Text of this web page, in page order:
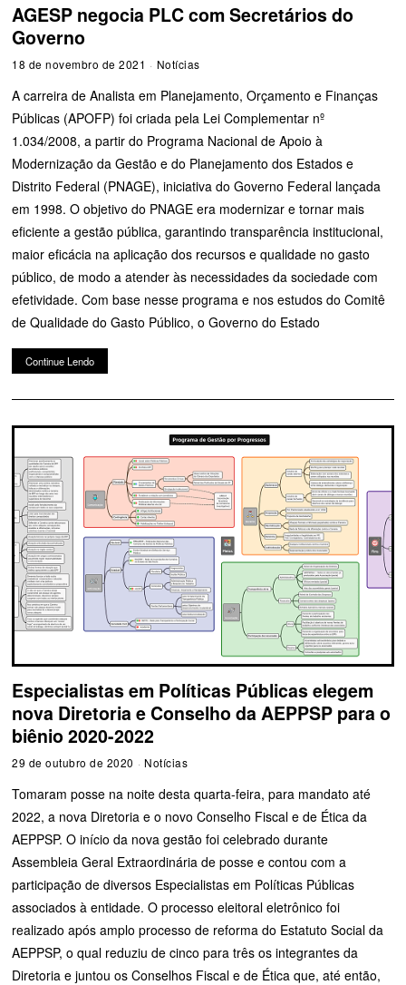
AGESP negocia PLC com Secretários do
Governo
18 de novembro de 2021 Notícias
A carreira de Analista em Planejamento, Orçamento e Finanças
Públicas (APOFP) foi criada pela Lei Complementar nº
1.034/2008, a partir do Programa Nacional de Apoio à
Modernização da Gestão e do Planejamento dos Estados e
Distrito Federal (PNAGE), iniciativa do Governo Federal lançada
em 1998. O objetivo do PNAGE era modernizar e tornar mais
eficiente a gestão pública, garantindo transparência institucional,
maior eficácia na aplicação dos recursos e qualidade no gasto
público, de modo a atender às necessidades da sociedade com
efetividade. Com base nesse programa e nos estudos do Comitê
de Qualidade do Gasto Público, o Governo do Estado
Continue Lendo
Especialistas em Políticas Públicas elegem
nova Diretoria e Conselho da AEPPSP para o
biênio 2020-2022
29 de outubro de 2020 Notícias
Tomaram posse na noite desta quarta-feira, para mandato até
2022, a nova Diretoria e o novo Conselho Fiscal e de Ética da
AEPPSP. O início da nova gestão foi celebrado durante
Assembleia Geral Extraordinária de posse e contou com a
participação de diversos Especialistas em Políticas Públicas
associados à entidade. O processo eleitoral eletrônico foi
realizado após amplo processo de reforma do Estatuto Social da
AEPPSP, o qual reduziu de cinco para três os integrantes da
Diretoria e juntou os Conselhos Fiscal e de Ética que, até então,